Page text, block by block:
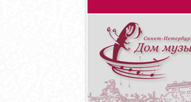
КОНЦЕРТ ЛЕТНЕЙ АКАДЕМИИ. РОЗА ХУТОР